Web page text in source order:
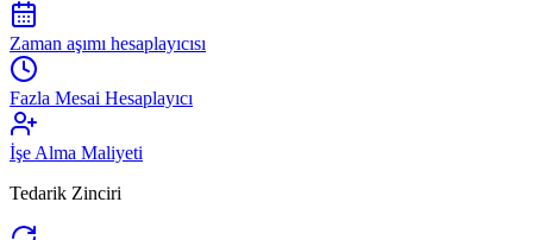
Zaman aşımı hesaplayıcısı
Fazla Mesai Hesaplayıcı
İşe Alma Maliyeti
Tedarik Zinciri